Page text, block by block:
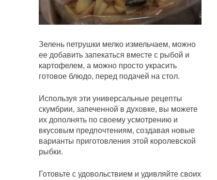
Зелень петрушки мелко измельчаем, можно
ее добавить запекаться вместе с рыбой и
картофелем, а можно просто украсить
готовое блюдо, перед подачей на стол.
Используя эти универсальные рецепты
скумбрии, запеченной в духовке, вы можете
их дополнять по своему усмотрению и
вкусовым предпочтениям, создавая новые
варианты приготовления этой королевской
рыбки.
Готовьте с удовольствием и удивляйте своих